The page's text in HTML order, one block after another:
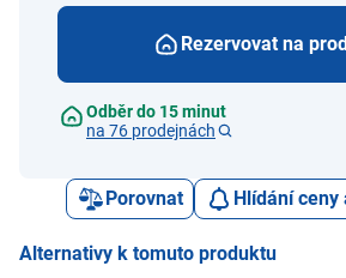
Rezervovat na
Odběr do 15 minut
na 76 prodejnách
Porovnat Hlídání ceny
Alternativy k tomuto produktu